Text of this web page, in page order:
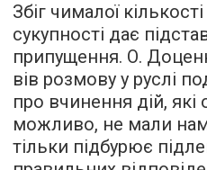
Збіг чималої
сукупності дає
припущення. О.
вів розмову у руслі
про вчинення дій, які
можливо, не мали
тільки підбурює